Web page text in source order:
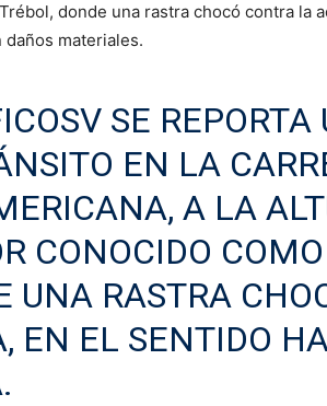
donde una rastra chocó contra la
materiales.
SE REPORTA
EN LA
A LA
CONOCIDO
UNA RASTRA
EN EL SENTIDO